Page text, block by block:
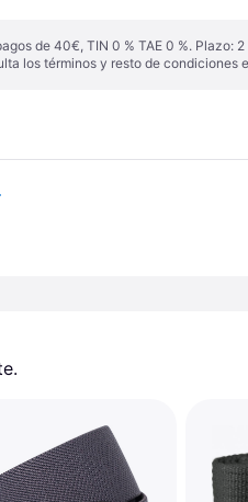
de 40€, TIN 0 % TAE 0 %.
los términos y resto de condiciones
One size